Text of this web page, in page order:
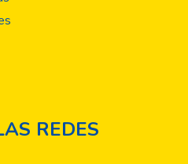
REDES